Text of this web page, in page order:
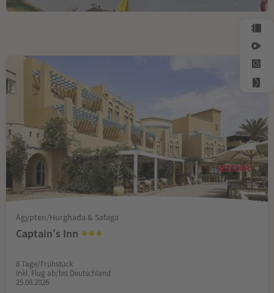
Ägypten/Hurghada & Safaga
Captain's Inn
8 Tage/Frühstück
Inkl. Flug ab/bis Deutschland
25.08.2026